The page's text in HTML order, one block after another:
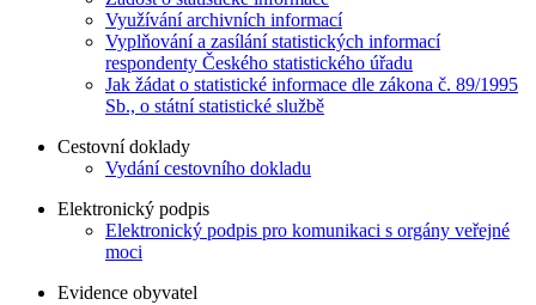
Využívání archivních informací
Vyplňování a zasílání statistických informací
respondenty Českého statistického úřadu
Jak žádat o statistické informace dle zákona č. 89/1995
Sb., o státní statistické službě
Cestovní doklady
Vydání cestovního dokladu
Elektronický podpis
Elektronický podpis pro komunikaci s orgány veřejné
moci
Evidence obyvatel